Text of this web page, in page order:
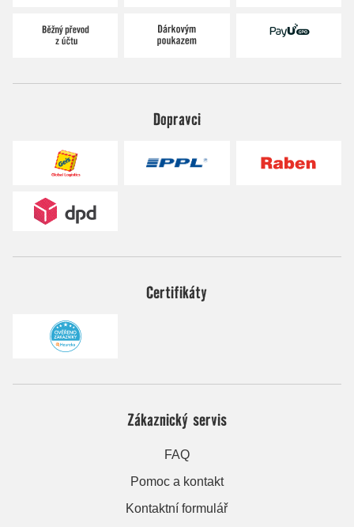
Dopravci
Certifikáty
Zákaznický servis
FAQ
Pomoc a kontakt
Kontaktní formulář